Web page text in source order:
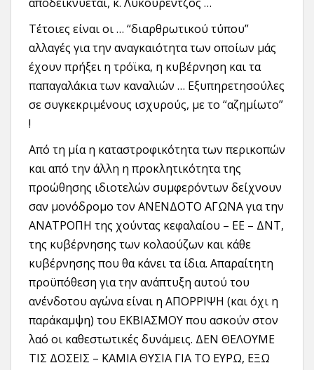
Τέτοιες είναι οι … “διαρθρωτικού τύπου”
αλλαγές για την αναγκαιότητα των οποίων μάς
έχουν πρήξει η τρόϊκα, η κυβέρνηση και τα
παπαγαλάκια των καναλιών … Εξυπηρετησούλες
σε συγκεκριμένους ισχυρούς, με το “αζημίωτο”
!
Από τη μία η καταστροφικότητα των περικοπών
και από την άλλη η προκλητικότητα της
προώθησης ιδιοτελών συμφερόντων δείχνουν
σαν μονόδρομο τον ΑΝΕΝΔΟΤΟ ΑΓΩΝΑ για την
ΑΝΑΤΡΟΠΗ της χούντας κεφαλαίου – ΕΕ – ΔΝΤ,
της κυβέρνησης των κολαούζων και κάθε
κυβέρνησης που θα κάνει τα ίδια. Απαραίτητη
προϋπόθεση για την ανάπτυξη αυτού του
ανένδοτου αγώνα είναι η ΑΠΟΡΡΙΨΗ (και όχι η
παράκαμψη) του ΕΚΒΙΑΣΜΟΥ που ασκούν στον
λαό οι καθεστωτικές δυνάμεις. ΔΕΝ ΘΕΛΟΥΜΕ
ΤΙΣ ΔΟΣΕΙΣ – ΚΑΜΙΑ ΘΥΣΙΑ ΓΙΑ ΤΟ ΕΥΡΩ, ΕΞΩ